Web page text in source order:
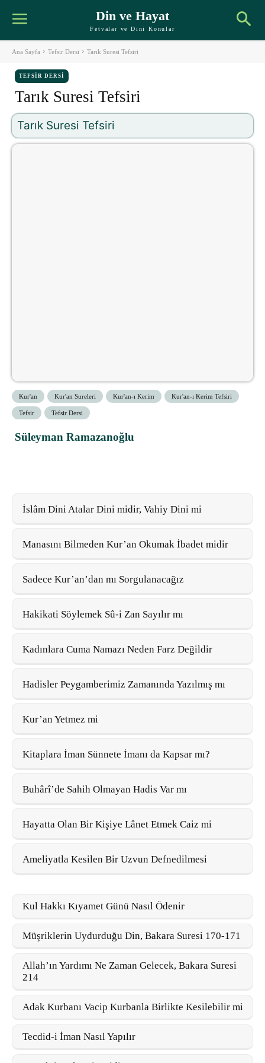
Din ve Hayat
Fetvalar ve Dini Konular
Ana Sayfa Tefsir Dersi Tarık Suresi Tefsiri
TEFSIR DERSI
Tarık Suresi Tefsiri
Tarık Suresi Tefsiri
Kur'an Kur'an Sureleri Kur'an-ı Kerim Kur'an-ı Kerim Tefsiri
Tefsir Tefsir Dersi
Süleyman Ramazanoğlu
İslâm Dini Atalar Dini midir, Vahiy Dini mi
Manasını Bilmeden Kur’an Okumak İbadet midir
Sadece Kur’an’dan mı Sorgulanacağız
Hakikati Söylemek Sû-i Zan Sayılır mı
Kadınlara Cuma Namazı Neden Farz Değildir
Hadisler Peygamberimiz Zamanında Yazılmış mı
Kur’an Yetmez mi
Kitaplara İman Sünnete İmanı da Kapsar mı?
Buhârî’de Sahih Olmayan Hadis Var mı
Hayatta Olan Bir Kişiye Lânet Etmek Caiz mi
Ameliyatla Kesilen Bir Uzvun Defnedilmesi
Kul Hakkı Kıyamet Günü Nasıl Ödenir
Müşriklerin Uydurduğu Din, Bakara Suresi 170-171
Allah’ın Yardımı Ne Zaman Gelecek, Bakara Suresi
214
Adak Kurbanı Vacip Kurbanla Birlikte Kesilebilir mi
Tecdid-i İman Nasıl Yapılır